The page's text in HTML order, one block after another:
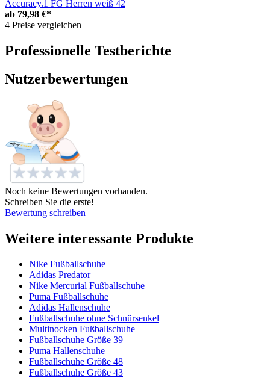
Accuracy.1 FG Herren weiß 42
ab 79,98 €*
4 Preise vergleichen
Professionelle Testberichte
Nutzerbewertungen
Noch keine Bewertungen vorhanden.
Schreiben Sie die erste!
Bewertung schreiben
Weitere interessante Produkte
Nike Fußballschuhe
Adidas Predator
Nike Mercurial Fußballschuhe
Puma Fußballschuhe
Adidas Hallenschuhe
Fußballschuhe ohne Schnürsenkel
Multinocken Fußballschuhe
Fußballschuhe Größe 39
Puma Hallenschuhe
Fußballschuhe Größe 48
Fußballschuhe Größe 43